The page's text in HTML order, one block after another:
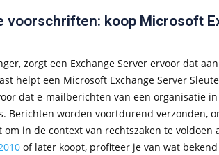
koop Microsoft
zorgt een Exchange Server ervoor dat
helpt een Microsoft Exchange Server
dat e-mailberichten van een organisatie
worden voortdurend verzonden,
in de context van rechtszaken te voldoen
of later koopt, profiteer je van wat